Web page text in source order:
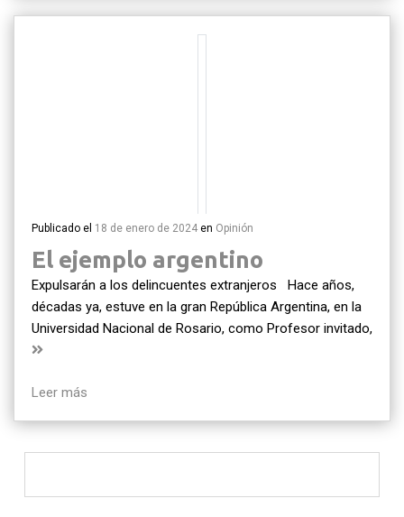
Publicado el 18 de enero de 2024 en Opinión
El ejemplo argentino
Expulsarán a los delincuentes extranjeros Hace años,
décadas ya, estuve en la gran República Argentina, en la
Universidad Nacional de Rosario, como Profesor invitado,
Leer más